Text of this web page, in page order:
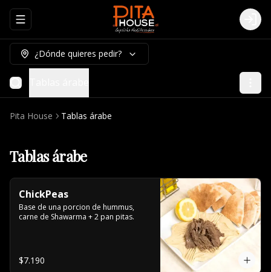
Abrir menu de navegación Login
¿Dónde quieres pedir?
Pita House Tablas árabe
Tablas árabe
ChickPeas
Base de una porcion de hummus,
carne de Shawarma + 2 pan pitas.
$7.190